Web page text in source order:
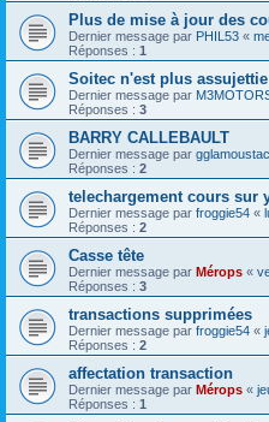
Plus de mise à jour des
Dernier message par PHIL53 «
Réponses : 1
Soitec n'est plus assujettie
Dernier message par
Réponses : 3
BARRY CALLEBAULT
Dernier message par
Réponses : 2
telechargement cours sur
Dernier message par froggie54 «
Réponses : 2
Casse tête
Dernier message par Mérops «
Réponses : 3
transactions supprimées
Dernier message par froggie54 «
Réponses : 2
affectation transaction
Dernier message par Mérops «
Réponses : 1